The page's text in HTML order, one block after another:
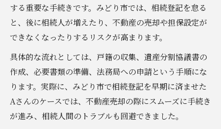
する重要な手続きです。みどり市では、相続登記を怠る
と、後に相続人が増えたり、不動産の売却や担保設定が
できなくなったりするリスクが高まります。
具体的な流れとしては、戸籍の収集、遺産分割協議書の
作成、必要書類の準備、法務局への申請という手順にな
ります。実際に、みどり市で相続登記を早期に済ませた
Aさんのケースでは、不動産売却の際にスムーズに手続き
が進み、相続人間のトラブルも回避できました。